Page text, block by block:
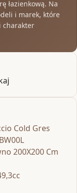
łazienkową. Na
i marek, które
charakter
Cold Gres
200X200 Cm